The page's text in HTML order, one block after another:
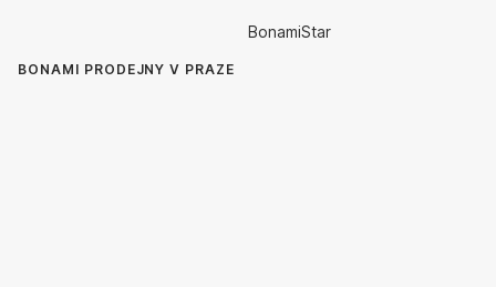
BonamiStar
BONAMI PRODEJNY V PRAZE